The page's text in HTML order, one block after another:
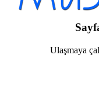
Ulaşmaya